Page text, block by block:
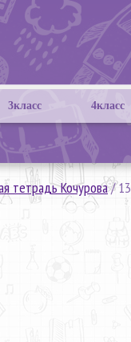
3класс 4класс
тетрадь Кочурова/13